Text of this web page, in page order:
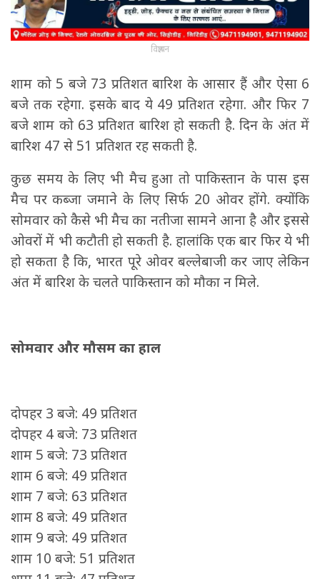
विज्ञापन
शाम को 5 बजे 73 प्रतिशत बारिश के आसार हैं और ऐसा 6
बजे तक रहेगा. इसके बाद ये 49 प्रतिशत रहेगा. और फिर 7
बजे शाम को 63 प्रतिशत बारिश हो सकती है. दिन के अंत में
बारिश 47 से 51 प्रतिशत रह सकती है.
कुछ समय के लिए भी मैच हुआ तो पाकिस्तान के पास इस
मैच पर कब्जा जमाने के लिए सिर्फ 20 ओवर होंगे. क्योंकि
सोमवार को कैसे भी मैच का नतीजा सामने आना है और इससे
ओवरों में भी कटौती हो सकती है. हालांकि एक बार फिर ये भी
हो सकता है कि, भारत पूरे ओवर बल्लेबाजी कर जाए लेकिन
अंत में बारिश के चलते पाकिस्तान को मौका न मिले.
सोमवार और मौसम का हाल
दोपहर 3 बजे: 49 प्रतिशत
दोपहर 4 बजे: 73 प्रतिशत
शाम 5 बजे: 73 प्रतिशत
शाम 6 बजे: 49 प्रतिशत
शाम 7 बजे: 63 प्रतिशत
शाम 8 बजे: 49 प्रतिशत
शाम 9 बजे: 49 प्रतिशत
शाम 10 बजे: 51 प्रतिशत